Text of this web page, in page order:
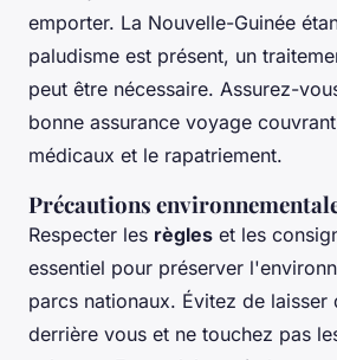
emporter. La Nouvelle-Guinée
paludisme est présent, un
peut être nécessaire. Assurez-
bonne assurance voyage
médicaux et le rapatriement.
Précautions
Respecter les règles et les
essentiel pour préserver
parcs nationaux. Évitez de laisser
derrière vous et ne touchez pas